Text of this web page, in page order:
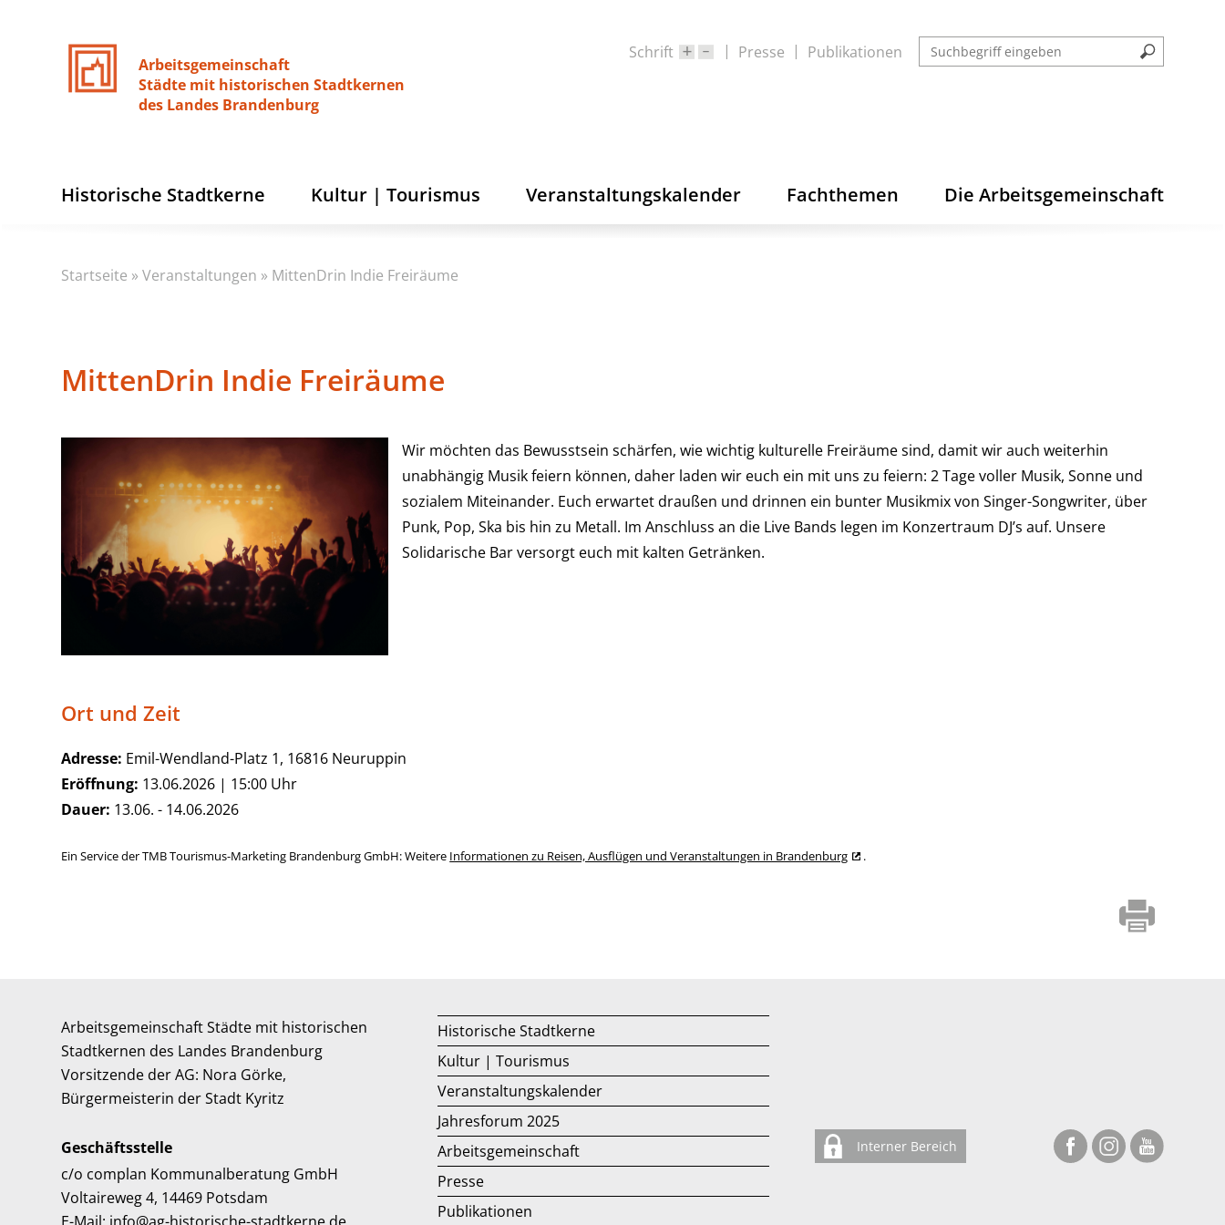
Arbeitsgemeinschaft
Städte mit historischen Stadtkernen
des Landes Brandenburg
Schrift Presse Publikationen
Historische Stadtkerne Kultur | Tourismus Veranstaltungskalender Fachthemen Die Arbeitsgemeinschaft
Startseite »Veranstaltungen » MittenDrin Indie Freiräume
MittenDrin Indie Freiräume
Wir möchten das Bewusstsein schärfen, wie wichtig kulturelle Freiräume sind, damit wir auch weiterhin
unabhängig Musik feiern können, daher laden wir euch ein mit uns zu feiern: 2 Tage voller Musik, Sonne und
sozialem Miteinander. Euch erwartet draußen und drinnen ein bunter Musikmix von Singer-Songwriter, über
Punk, Pop, Ska bis hin zu Metall. Im Anschluss an die Live Bands legen im Konzertraum DJ’s auf. Unsere
Solidarische Bar versorgt euch mit kalten Getränken.
Ort und Zeit
Adresse: Emil-Wendland-Platz 1, 16816 Neuruppin
Eröffnung: 13.06.2026 | 15:00 Uhr
Dauer: 13.06. - 14.06.2026
Ein Service der TMB Tourismus-Marketing Brandenburg GmbH: Weitere Informationen zu Reisen, Ausflügen und Veranstaltungen in Brandenburg .
Arbeitsgemeinschaft Städte mit historischen
Stadtkernen des Landes Brandenburg
Vorsitzende der AG: Nora Görke,
Bürgermeisterin der Stadt Kyritz
Geschäftsstelle
c/o complan Kommunalberatung GmbH
Voltaireweg 4, 14469 Potsdam
Historische Stadtkerne
Kultur | Tourismus
Veranstaltungskalender
Jahresforum 2025
Arbeitsgemeinschaft
Presse
Publikationen
Interner Bereich